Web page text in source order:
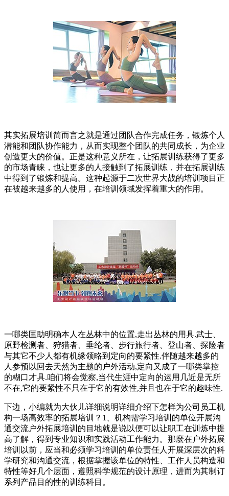
其实拓展培训简而言之就是通过团队合作完成任务，锻炼个人
潜能和团队协作能力，从而实现整个团队的共同成长，为企业
创造更大的价值。正是这种意义所在，让拓展训练获得了更多
的市场青睐，也让更多的人接触到了拓展训练，并在拓展训练
中得到了锻炼和提高。这种起源于二次世界大战的培训项目正
在被越来越多的人使用，在培训领域发挥着重大的作用。
一哪类匡助明确本人在丛林中的位置,走出丛林的用具.武士、
原野检测者、狩猎者、垂纶者、步行旅行者、登山者、探险者
与其它不少人都有机缘领略到定向的要紧性.伴随越来越多的
人参预以回去天然为主题的户外活动,定向又成了一哪类掌控
的糊口才具.咱们将会觉察,当代生涯中定向的运用几近是无所
不在,它的要紧性不只在于它的有效性,并且也在于它的趣味性.
下边，小编就为大伙儿详细说明详细介绍下怎样为公司员工机
构一场高效率的拓展培训？1、机构需学习培训的单位开展沟
通交流户外拓展培训的目地就是说以便可以让职工在训炼中提
高了解，得到专业知识和实践活动工作能力。那麼在户外拓展
培训以前，应当和必须学习培训的单位责任人开展深层次的科
学研究和沟通交流，根据掌握该单位的特性、工作人员构造和
特性等好几个层面，遵照科学规范的设计原理，进而为其制订
系列产品目的性的训练科目。